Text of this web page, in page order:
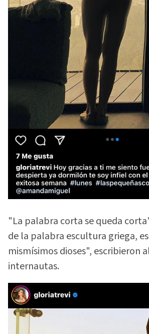
"La palabra corta se queda
de la palabra escultura griega,
mismísimos dioses", escribieron
internautas.